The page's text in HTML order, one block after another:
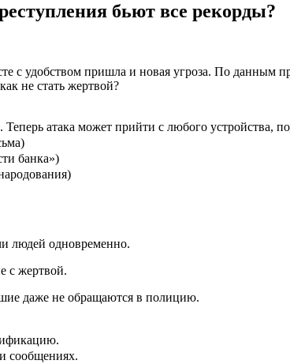
бьют все рекорды?
с удобством пришла и новая угроза. По данным
не стать жертвой?
атака может прийти с любого устройства,
банка»)
людей одновременно.
с жертвой.
даже не обращаются в полицию.
сообщениях.